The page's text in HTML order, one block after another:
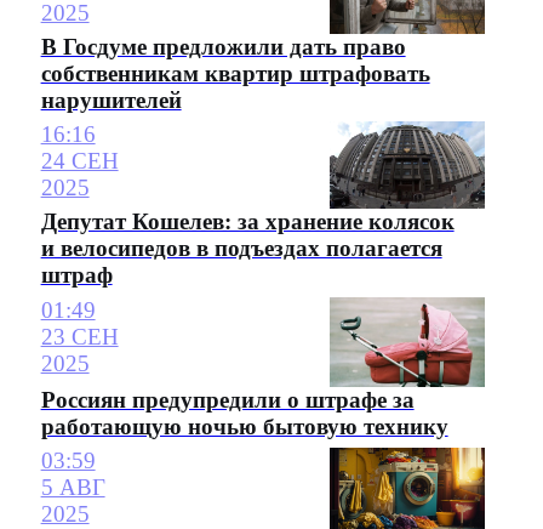
2025
В Госдуме предложили дать право
собственникам квартир штрафовать
нарушителей
16:16
24 СЕН
2025
Депутат Кошелев: за хранение колясок
и велосипедов в подъездах полагается
штраф
01:49
23 СЕН
2025
Россиян предупредили о штрафе за
работающую ночью бытовую технику
03:59
5 АВГ
2025